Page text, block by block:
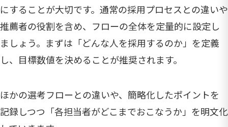
にすることが大切です。通常の採用プロセスとの違いや
推薦者の役割を含め、フローの全体を定量的に設定し
ましょう。まずは「どんな人を採用するのか」を定義
し、目標数値を決めることが推奨されます。
ほかの選考フローとの違いや、簡略化したポイントを
記録しつつ「各担当者がどこまでおこなうか」を明文化